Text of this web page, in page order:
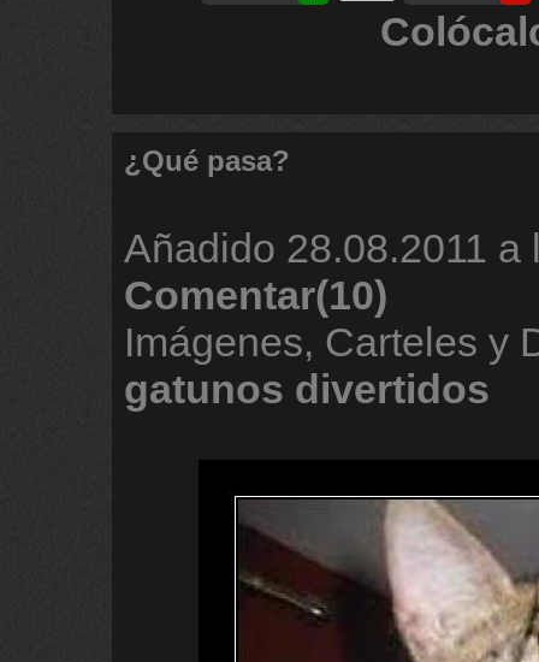
¿Qué pasa?
Añadido 28.08.2011 a
Comentar(10)
Imágenes, Carteles y
gatunos divertidos